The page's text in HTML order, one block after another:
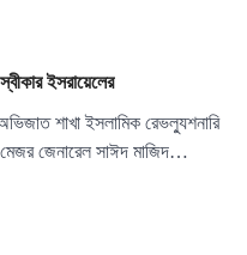
ইসরায়েলের
শাখা ইসলামিক রেভল্যুশনারি
মেজর জেনারেল সাঈদ মাজিদ…